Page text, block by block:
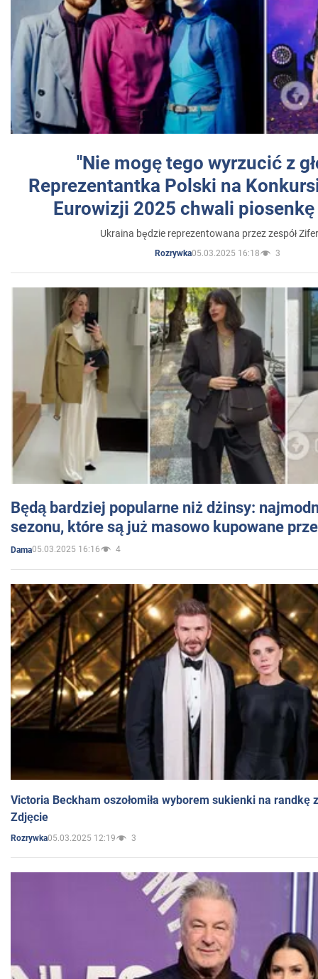
"Nie mogę tego wyrzucić z
Reprezentantka Polski na
Eurowizji 2025 chwali
Ukraina będzie reprezentowana przez zespół
Rozrywka05.03.2025 16:18 3
Będą bardziej popularne niż dżinsy:
sezonu, które są już masowo kupowane
Dama05.03.2025 16:16 4
Victoria Beckham oszołomiła wyborem sukienki na randkę
Zdjęcie
Rozrywka05.03.2025 12:19 3